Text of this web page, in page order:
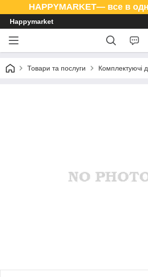
HAPPYMARKET— все в
Happymarket
Товари та послуги Комплектуючі